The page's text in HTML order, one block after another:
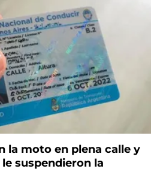
la moto en plena calle y
suspendieron la